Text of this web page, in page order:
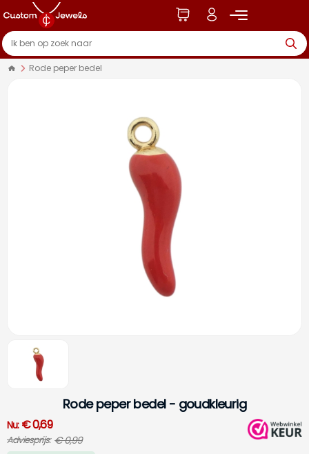
Rode peper bedel
Rode peper bedel - goudkleurig
Nu:€ 0,69
Adviesprijs: € 0,99